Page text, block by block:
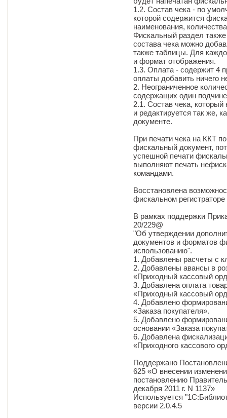
1.2. Состав чека - по
которой содержится
наименования,
Фискальный раздел
состава чека можно
также таблицы. Для
и формат отображения.
1.3. Оплата - содержит 4
оплаты добавить ничего
2. Неограниченное
содержащих один
2.1. Состав чека,
и редактируется так же,
документе.
При печати чека на ККТ
фискальный документ,
успешной печати
выполняют печать
командами.
Восстановлена
фискальном
В рамках поддержки
20/229@
"Об утверждении
документов и форматов
использованию".
1. Добавлены расчеты с
2. Добавлены авансы в
«Приходный кассовый
3. Добавлена оплата
«Приходный кассовый
4. Добавлено
«Заказа покупателя».
5. Добавлено
основании «Заказа
6. Добавлена
«Приходного кассового
Поддержано
625 «О внесении
постановлению
декабря 2011 г. N 1137»
Используется
версии 2.0.4.5